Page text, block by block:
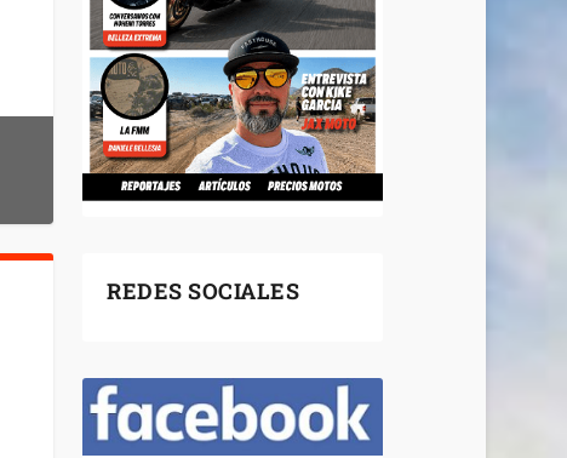
REDES SOCIALES